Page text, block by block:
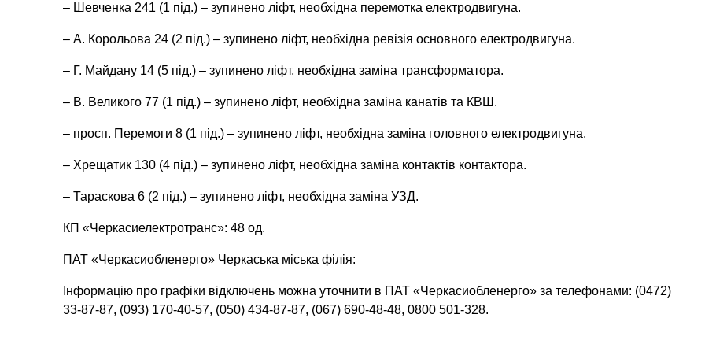
– Шевченка 241 (1 під.) – зупинено ліфт, необхідна перемотка електродвигуна.
– А. Корольова 24 (2 під.) – зупинено ліфт, необхідна ревізія основного електродвигуна.
– Г. Майдану 14 (5 під.) – зупинено ліфт, необхідна заміна трансформатора.
– В. Великого 77 (1 під.) – зупинено ліфт, необхідна заміна канатів та КВШ.
– просп. Перемоги 8 (1 під.) – зупинено ліфт, необхідна заміна головного електродвигуна.
– Хрещатик 130 (4 під.) – зупинено ліфт, необхідна заміна контактів контактора.
– Тараскова 6 (2 під.) – зупинено ліфт, необхідна заміна УЗД.
КП «Черкасиелектротранс»: 48 од.
ПАТ «Черкасиобленерго» Черкаська міська філія:
Інформацію про графіки відключень можна уточнити в ПАТ «Черкасиобленерго» за телефонами: (0472)
33-87-87, (093) 170-40-57, (050) 434-87-87, (067) 690-48-48, 0800 501-328.